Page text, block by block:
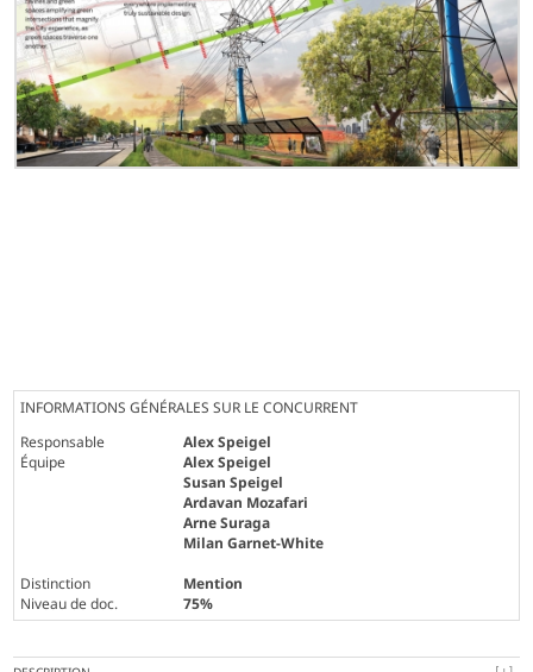
INFORMATIONS GÉNÉRALES SUR LE CONCURRENT
Responsable
Alex Speigel
Équipe
Alex Speigel
Susan Speigel
Ardavan Mozafari
Arne Suraga
Milan Garnet-White
Distinction
Mention
Niveau de doc.
75%